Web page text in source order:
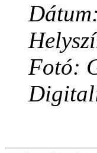
Fotó: